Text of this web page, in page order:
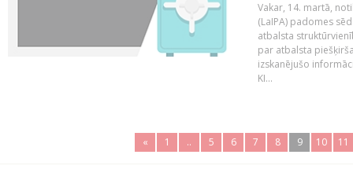
Vakar, 14. martā,
(LaIPA) padomes
atbalsta
par atbalsta
izskanējušo
KI...
« 1 .. 5 6 7 8 9 10 11